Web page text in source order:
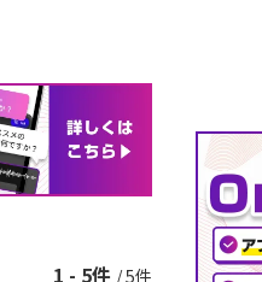
1 - 5件 / 5件